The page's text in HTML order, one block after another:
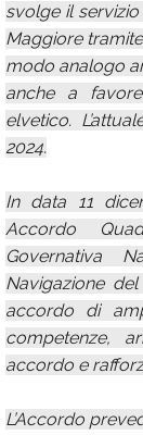
svolge il
Maggiore
modo analogo
anche a
elvetico.
2024.
In data 11
Accordo
Governativa
Navigazione
accordo di
competenze,
accordo e
L’Accordo